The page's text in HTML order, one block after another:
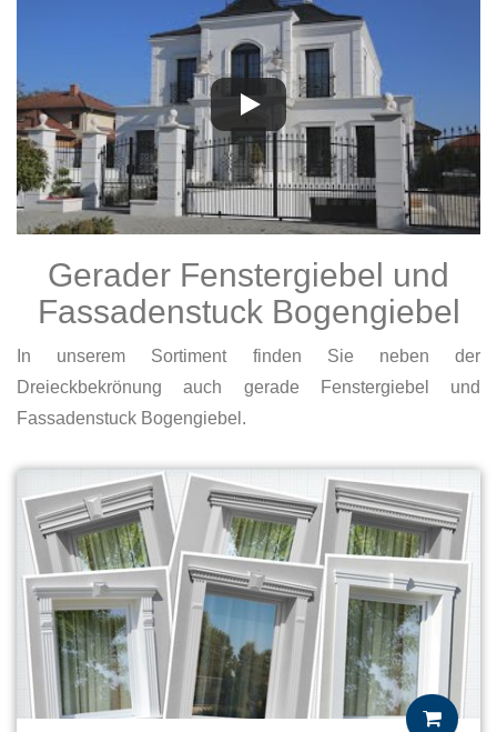
Gerader Fenstergiebel und
Fassadenstuck Bogengiebel
In unserem Sortiment finden Sie neben der
Dreieckbekrönung auch gerade Fenstergiebel und
Fassadenstuck Bogengiebel.